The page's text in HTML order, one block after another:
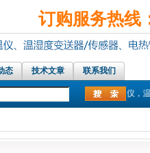
订购服务热线
态 技术文章 联系我们
器，在线红外测温仪、铝材测温仪，